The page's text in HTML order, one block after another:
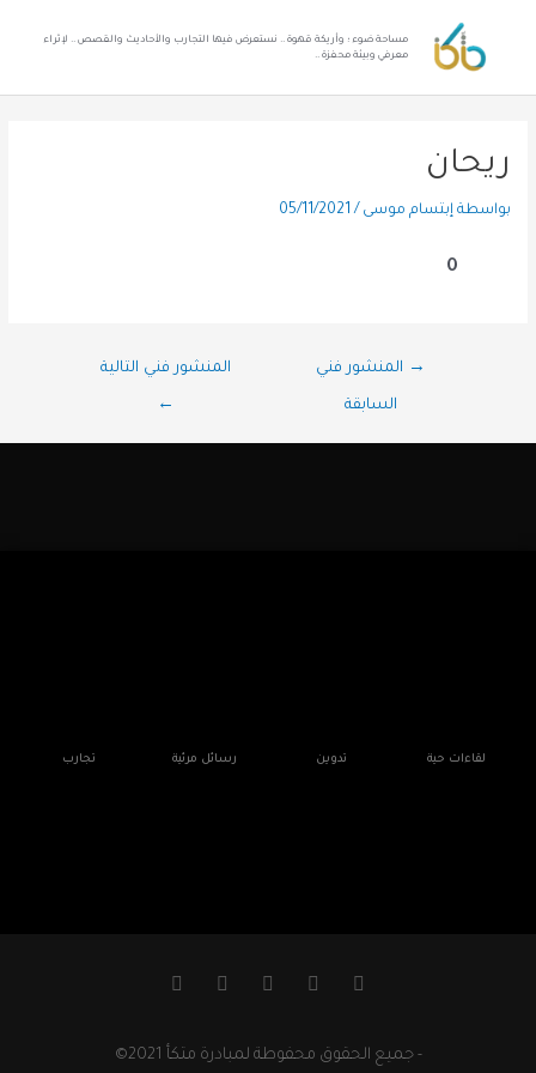
مساحة ضوء ؛ وأريكة قهوة .. نستعرض فيها التجارب والأحاديث والقصص .. لإثراء
معرفي وبيئة محفزة ..
ريحان
بواسطة إبتسام موسى/
05/11/2021
0
→ المنشور فني
السابقة
المنشور فني التالية
←
لقاءات حية تدوين رسائل مرئية تجارب
- جميع الحقوق محفوطة لمبادرة متكأ 2021©